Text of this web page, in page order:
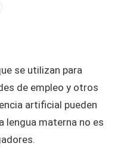
se utilizan para
de empleo y otros
artificial pueden
lengua materna no es